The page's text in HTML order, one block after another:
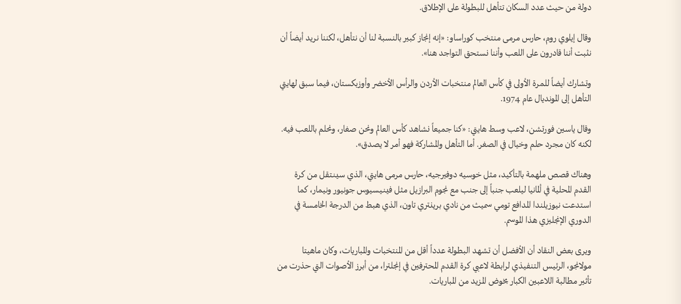
دولة من حيث عدد السكان تتأهل للبطولة على الإطلاق.
وقال إيلوي روم، حارس مرمى منتخب كوراساو: «إنه إنجاز كبير بالنسبة لنا أن نتأهل، لكننا نريد أيضاً أن
نثبت أننا قادرون على اللعب وأننا نستحق التواجد هنا».
وتشارك أيضاً للمرة الأولى في كأس العالم منتخبات الأردن والرأس الأخضر وأوزبكستان، فيما سبق لهايتي
التأهل إلى المونديال عام 1974.
وقال ياسين فورتشن، لاعب وسط هايتي: «كنا جميعاً نشاهد كأس العالم ونحن صغار، ونحلم باللعب فيه.
لكنه كان مجرد حلم وخيال في الصغر. أما التأهل والمشاركة فهو أمر لا يصدق».
وهناك قصص ملهمة بالتأكيد، مثل خوسيه دوفيرجيه، حارس مرمى هايتي، الذي سينتقل من كرة
القدم المحلية في ألمانيا ليلعب جنباً إلى جنب مع نجوم البرازيل مثل فينيسيوس جونيور ونيمار، كما
استدعت نيوزيلندا المدافع تومي سميث من نادي برينتري تاون، الذي هبط من الدرجة الخامسة في
الدوري الإنجليزي هذا الموسم.
ويرى بعض النقاد أن الأفضل أن تشهد البطولة عدداً أقل من المنتخبات والمباريات، وكان ماهيتا
مولانجو، الرئيس التنفيذي لرابطة لاعبي كرة القدم المحترفين في إنجلترا، من أبرز الأصوات التي حذرت من
تأثير مطالبة اللاعبين الكبار بخوض المزيد من المباريات.